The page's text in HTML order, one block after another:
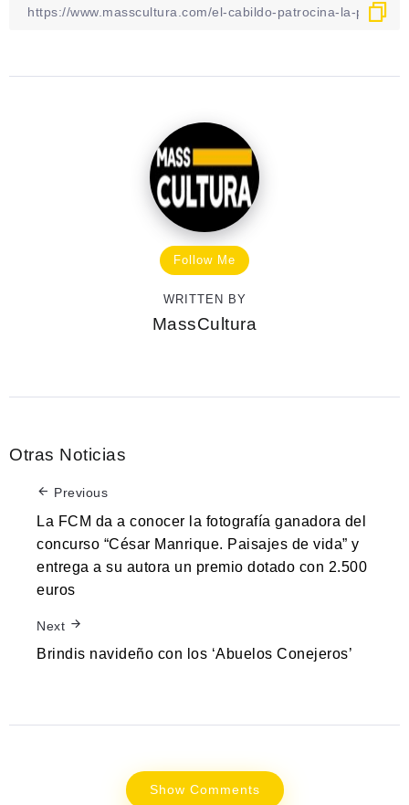
Follow Me
WRITTEN BY
MassCultura
Otras Noticias
Previous
La FCM da a conocer la fotografía ganadora del
concurso “César Manrique. Paisajes de vida” y
entrega a su autora un premio dotado con 2.500
euros
Next
Brindis navideño con los ‘Abuelos Conejeros’
Show Comments